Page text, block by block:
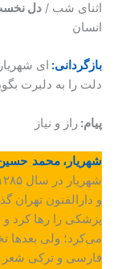
اثنای شب / دل
انسان
بازگردانی: ای
دلت را به دلبرت
پیام: راز و نیاز
شهریار، محمد
و دارالفنون تهران
پزشکی را رها کرد
می‌کرد؛ ولی بعدها
فارسی و ترکی شعر